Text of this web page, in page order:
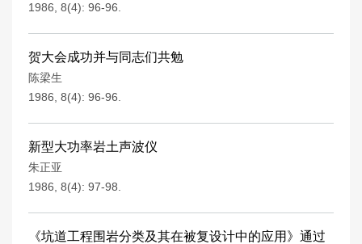
1986, 8(4): 96-96.
贺大会成功并与同志们共勉
陈梁生
1986, 8(4): 96-96.
新型大功率岩土声波仪
朱正亚
1986, 8(4): 97-98.
《坑道工程围岩分类及其在被复设计中的应用》通过